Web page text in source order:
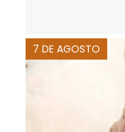
7 DE AGOSTO